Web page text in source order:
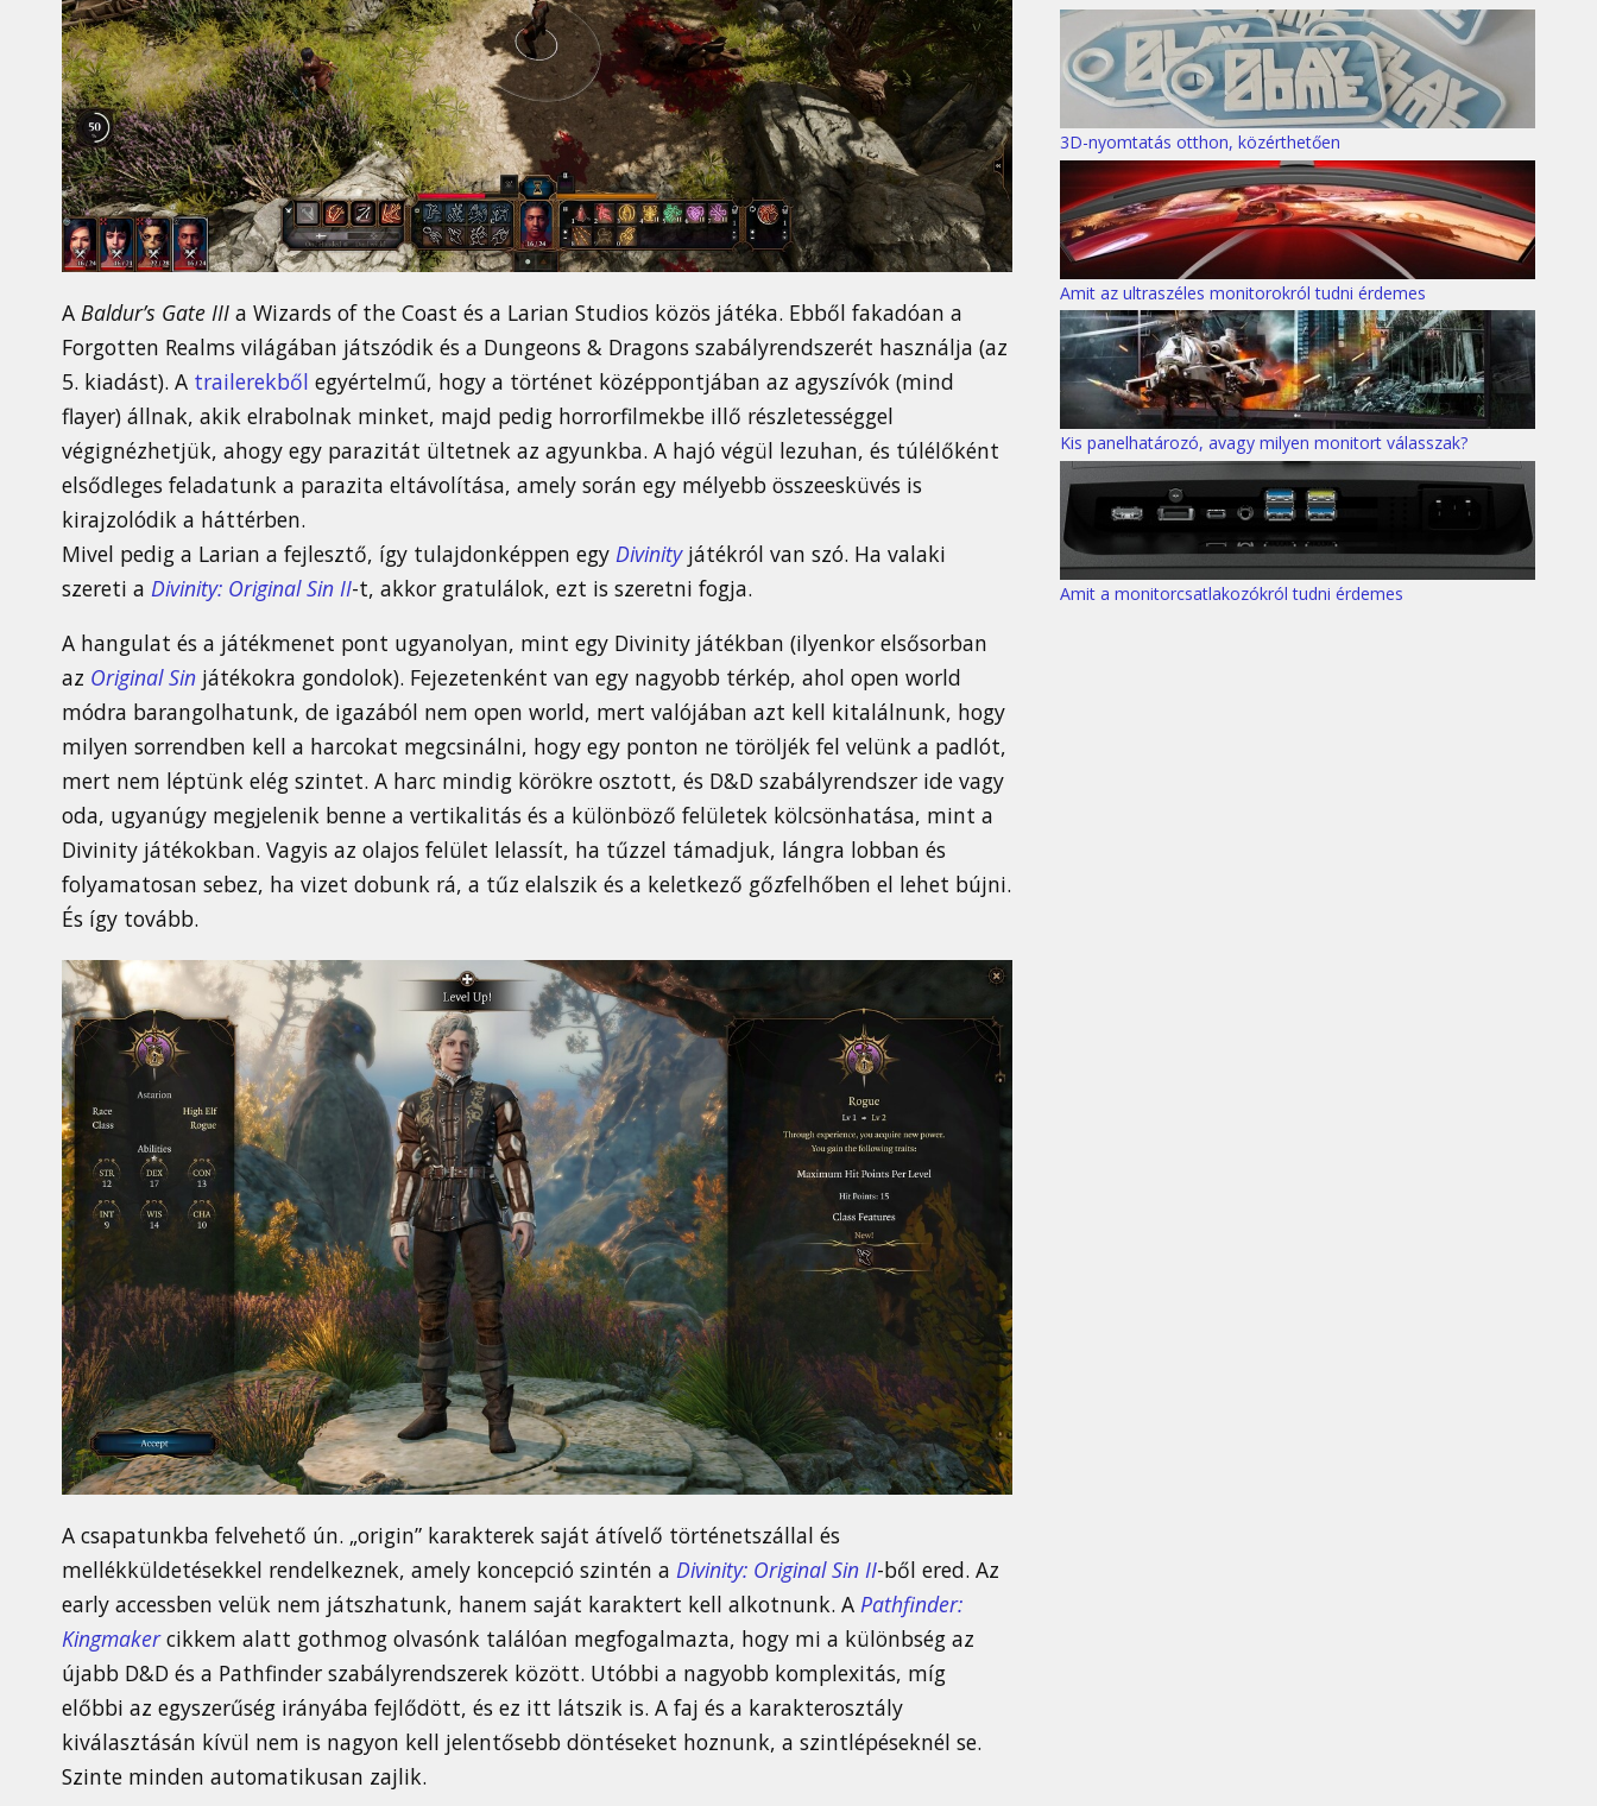
A Baldur’s Gate III a Wizards of the Coast és a Larian Studios közös játéka. Ebből fakadóan a
Forgotten Realms világában játszódik és a Dungeons & Dragons szabályrendszerét használja (az
5. kiadást). A trailerekből egyértelmű, hogy a történet középpontjában az agyszívók (mind
flayer) állnak, akik elrabolnak minket, majd pedig horrorfilmekbe illő részletességgel
végignézhetjük, ahogy egy parazitát ültetnek az agyunkba. A hajó végül lezuhan, és túlélőként
elsődleges feladatunk a parazita eltávolítása, amely során egy mélyebb összeesküvés is
kirajzolódik a háttérben.
Mivel pedig a Larian a fejlesztő, így tulajdonképpen egy Divinityjátékról van szó. Ha valaki
szereti a Divinity: Original Sin II-t, akkor gratulálok, ezt is szeretni fogja.
A hangulat és a játékmenet pont ugyanolyan, mint egy Divinity játékban (ilyenkor elsősorban
az Original Sin játékokra gondolok). Fejezetenként van egy nagyobb térkép, ahol open world
módra barangolhatunk, de igazából nem open world, mert valójában azt kell kitalálnunk, hogy
milyen sorrendben kell a harcokat megcsinálni, hogy egy ponton ne töröljék fel velünk a padlót,
mert nem léptünk elég szintet. A harc mindig körökre osztott, és D&D szabályrendszer ide vagy
oda, ugyanúgy megjelenik benne a vertikalitás és a különböző felületek kölcsönhatása, mint a
Divinity játékokban. Vagyis az olajos felület lelassít, ha tűzzel támadjuk, lángra lobban és
folyamatosan sebez, ha vizet dobunk rá, a tűz elalszik és a keletkező gőzfelhőben el lehet bújni.
És így tovább.
A csapatunkba felvehető ún. „origin” karakterek saját átívelő történetszállal és
mellékküldetésekkel rendelkeznek, amely koncepció szintén a Divinity: Original Sin II-ből ered. Az
early accessben velük nem játszhatunk, hanem saját karaktert kell alkotnunk. A Pathfinder:
Kingmakercikkem alatt gothmog olvasónk találóan megfogalmazta, hogy mi a különbség az
újabb D&D és a Pathfinder szabályrendszerek között. Utóbbi a nagyobb komplexitás, míg
előbbi az egyszerűség irányába fejlődött, és ez itt látszik is. A faj és a karakterosztály
kiválasztásán kívül nem is nagyon kell jelentősebb döntéseket hoznunk, a szintlépéseknél se.
Szinte minden automatikusan zajlik.
3D-nyomtatás otthon, közérthetően
Amit az ultraszéles monitorokról tudni érdemes
Kis panelhatározó, avagy milyen monitort válasszak?
Amit a monitorcsatlakozókról tudni érdemes